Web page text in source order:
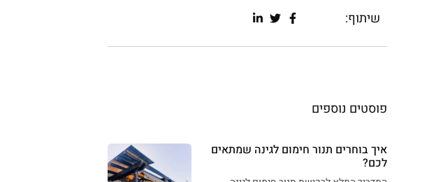
שיתוף:
פוסטים נוספים
איך בוחרים תנור חימום לגינה שמתאים
לכם?